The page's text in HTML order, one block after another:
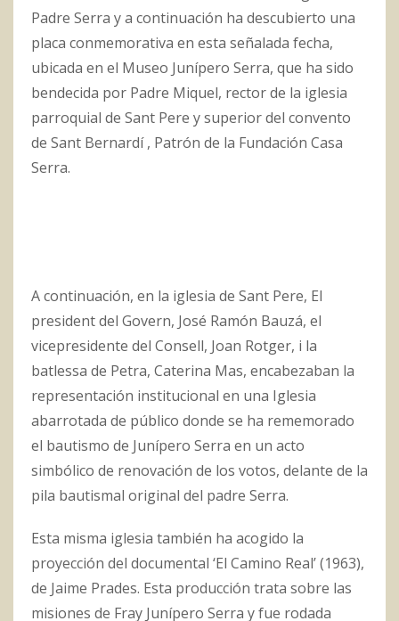
Padre Serra y a continuación ha descubierto una
placa conmemorativa en esta señalada fecha,
ubicada en el Museo Junípero Serra, que ha sido
bendecida por Padre Miquel, rector de la iglesia
parroquial de Sant Pere y superior del convento
de Sant Bernardí , Patrón de la Fundación Casa
Serra.
A continuación, en la iglesia de Sant Pere, El
president del Govern, José Ramón Bauzá, el
vicepresidente del Consell, Joan Rotger, i la
batlessa de Petra, Caterina Mas, encabezaban la
representación institucional en una Iglesia
abarrotada de público donde se ha rememorado
el bautismo de Junípero Serra en un acto
simbólico de renovación de los votos, delante de la
pila bautismal original del padre Serra.
Esta misma iglesia también ha acogido la
proyección del documental ‘El Camino Real’ (1963),
de Jaime Prades. Esta producción trata sobre las
misiones de Fray Junípero Serra y fue rodada